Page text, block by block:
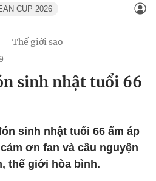
CUP 2026
Thế giới sao
sinh nhật tuổi 66
sinh nhật tuổi 66 ấm áp
ơn fan và cầu nguyện
thế giới hòa bình.